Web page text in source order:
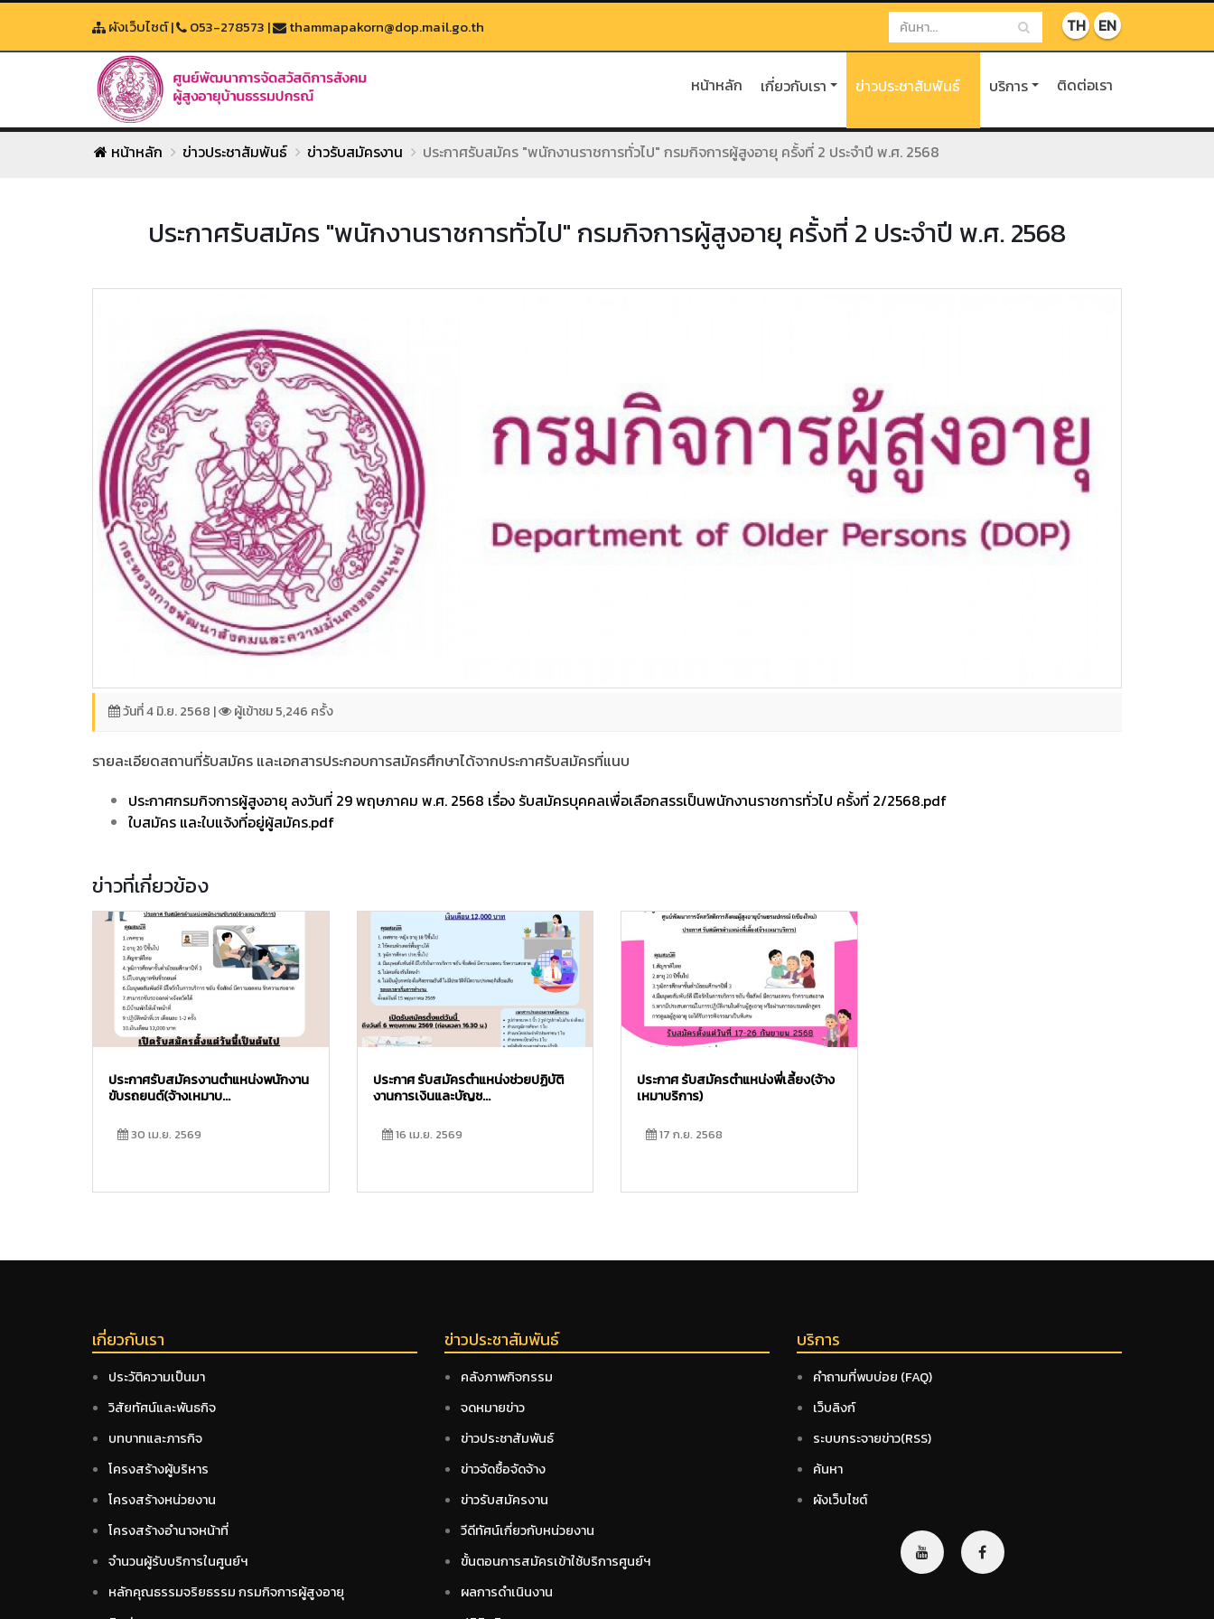
ผังเว็บไซต์| 053-278573 | thammapakorn@dop.mail.go.th TH EN
หน้าหลัก เกี่ยวกับเรา ข่าวประชาสัมพันธ์ บริการ ติดต่อเรา
หน้าหลัก ข่าวประชาสัมพันธ์ ข่าวรับสมัครงาน ประกาศรับสมัคร "พนักงานราชการทั่วไป" กรมกิจการผู้สูงอายุ ครั้งที่ 2 ประจำปี พ.ศ. 2568
ประกาศรับสมัคร "พนักงานราชการทั่วไป" กรมกิจการผู้สูงอายุ ครั้งที่ 2 ประจำปี พ.ศ. 2568
วันที่ 4 มิ.ย. 2568 | ผู้เข้าชม 5,246 ครั้ง
รายละเอียดสถานที่รับสมัคร และเอกสารประกอบการสมัครศึกษาได้จากประกาศรับสมัครที่แนบ
ประกาศกรมกิจการผู้สูงอายุ ลงวันที่ 29 พฤษภาคม พ.ศ. 2568 เรื่อง รับสมัครบุคคลเพื่อเลือกสรรเป็นพนักงานราชการทั่วไป ครั้งที่ 2/2568.pdf
ใบสมัคร และใบแจ้งที่อยู่ผู้สมัคร.pdf
ข่าวที่เกี่ยวข้อง
ประกาศรับสมัครงานตำแหน่งพนักงาน
ขับรถยนต์(จ้างเหมาบ...
30 เม.ย. 2569
ประกาศ รับสมัครตำแหน่งช่วยปฏิบัติ
งานการเงินและบัญช...
16 เม.ย. 2569
ประกาศ รับสมัครตำแหน่งพี่เลี้ยง(จ้าง
เหมาบริการ)
17 ก.ย. 2568
เกี่ยวกับเรา
ประวัติความเป็นมา
วิสัยทัศน์และพันธกิจ
บทบาทและภารกิจ
โครงสร้างผู้บริหาร
โครงสร้างหน่วยงาน
โครงสร้างอำนาจหน้าที่
จำนวนผู้รับบริการในศูนย์ฯ
หลักคุณธรรมจริยธรรม กรมกิจการผู้สูงอายุ
ข่าวประชาสัมพันธ์
คลังภาพกิจกรรม
จดหมายข่าว
ข่าวประชาสัมพันธ์
ข่าวจัดซื้อจัดจ้าง
ข่าวรับสมัครงาน
วีดีทัศน์เกี่ยวกับหน่วยงาน
ขั้นตอนการสมัครเข้าใช้บริการศูนย์ฯ
ผลการดำเนินงาน
บริการ
คำถามที่พบบ่อย (FAQ)
เว็บลิงก์
ระบบกระจายข่าว(RSS)
ค้นหา
ผังเว็บไซต์